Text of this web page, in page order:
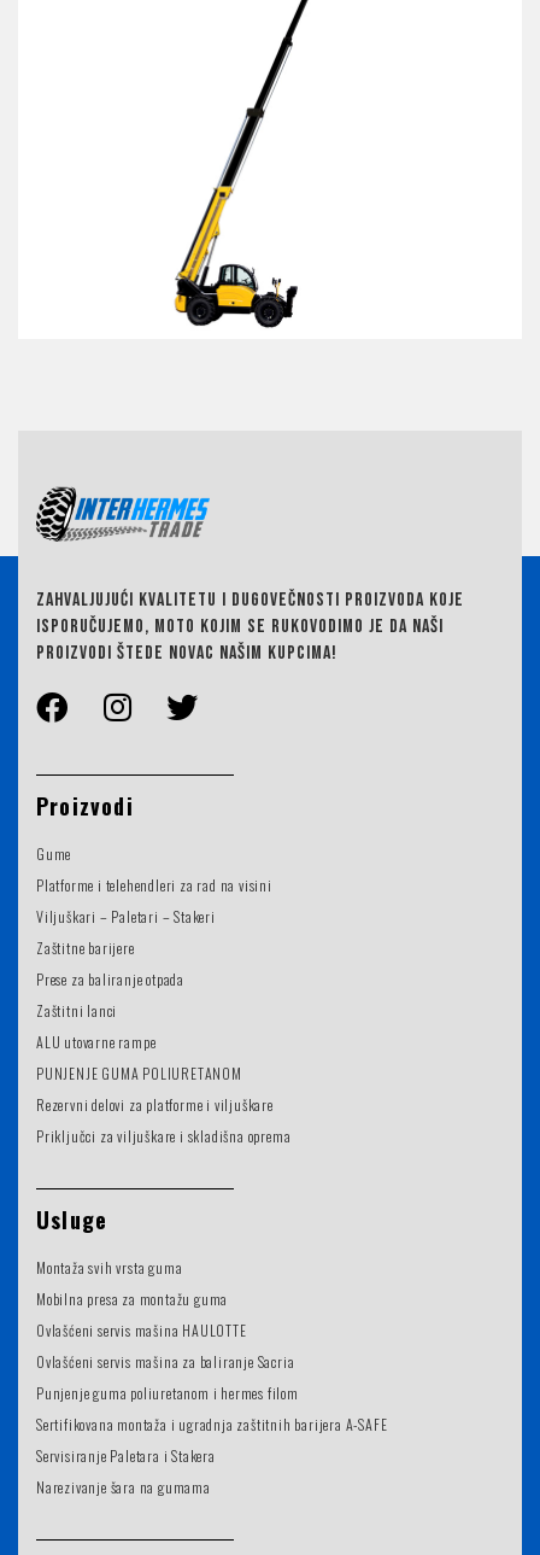
ZAHVALJUJUĆI KVALITETU I DUGOVEČNOSTI PROIZVODA KOJE
ISPORUČUJEMO, MOTO KOJIM SE RUKOVODIMO JE DA NAŠI
PROIZVODI ŠTEDE NOVAC NAŠIM KUPCIMA!
Proizvodi
Gume
Platforme i telehendleri za rad na visini
Viljuškari – Paletari – Stakeri
Zaštitne barijere
Prese za baliranje otpada
Zaštitni lanci
ALU utovarne rampe
PUNJENJE GUMA POLIURETANOM
Rezervni delovi za platforme i viljuškare
Priključci za viljuškare i skladišna oprema
Usluge
Montaža svih vrsta guma
Mobilna presa za montažu guma
Ovlašćeni servis mašina HAULOTTE
Ovlašćeni servis mašina za baliranje Sacria
Punjenje guma poliuretanom i hermes filom
Sertifikovana montaža i ugradnja zaštitnih barijera A-SAFE
Servisiranje Paletara i Stakera
Narezivanje šara na gumama